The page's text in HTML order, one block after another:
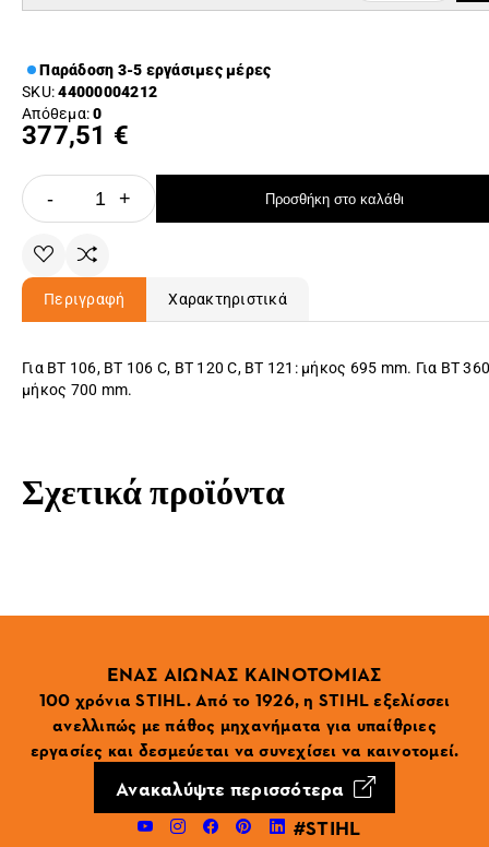
Παράδοση 3-5 εργάσιμες μέρες
SKU:44000004212
Απόθεμα:0
377,51 €
- + Προσθήκη στο καλάθι
Περιγραφή Χαρακτηριστικά
Για BT 106, BT 106 C, BT 120 C, BT 121: μήκος 695 mm. Για BT
μήκος 700 mm.
Σχετικά προϊόντα
ΕΝΑΣ ΑΙΩΝΑΣ ΚΑΙΝΟΤΟΜΙΑΣ
100 χρόνια STIHL. Από το 1926, η STIHL εξελίσσει
ανελλιπώς με πάθος μηχανήματα για υπαίθριες
εργασίες και δεσμεύεται να συνεχίσει να καινοτομεί.
Ανακαλύψτε περισσότερα
#STIHL